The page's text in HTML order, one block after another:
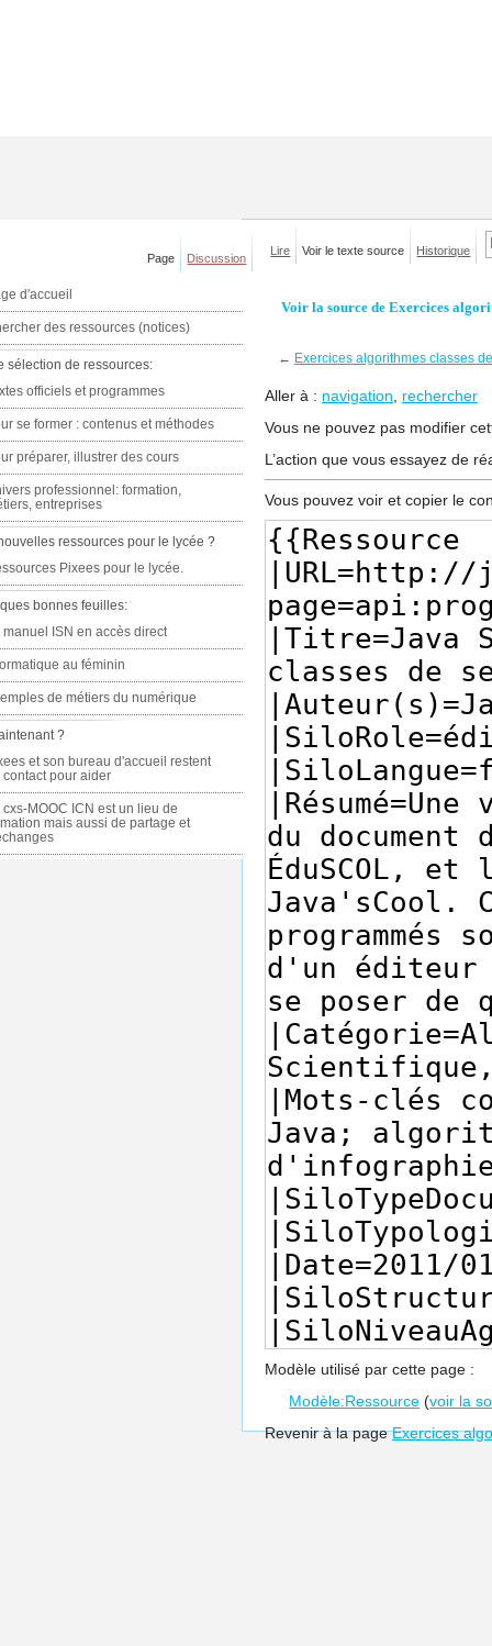
Voir la source de Exercices
← Exercices algorithmes classes
Aller à : navigation, rechercher
Vous ne pouvez pas modifier
L’action que vous essayez de
Vous pouvez voir et copier le
Modèle utilisé par cette page :
Modèle:Ressource (voir la
Revenir à la pageExercices
Page Discussion
Lire Voir le texte source Historique
d'accueil
des ressources (notices)
sélection de ressources:
officiels et programmes
se former : contenus et méthodes
préparer, illustrer des cours
professionnel: formation,
entreprises
ressources pour le lycée ?
Pixees pour le lycée.
bonnes feuilles:
manuel ISN en accès direct
au féminin
de métiers du numérique
?
et son bureau d'accueil restent
contact pour aider
cxs-MOOC ICN est un lieu de
mais aussi de partage et